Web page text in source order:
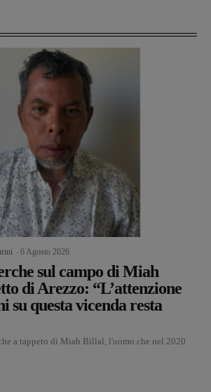
6 Agosto 2026
sul campo di Miah
di Arezzo: “L’attenzione
su questa vicenda resta
a tappeto di Miah Billal, l'uomo che nel 2020